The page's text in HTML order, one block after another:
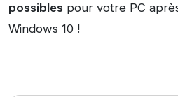
possibles pour votre PC
Windows 10 !